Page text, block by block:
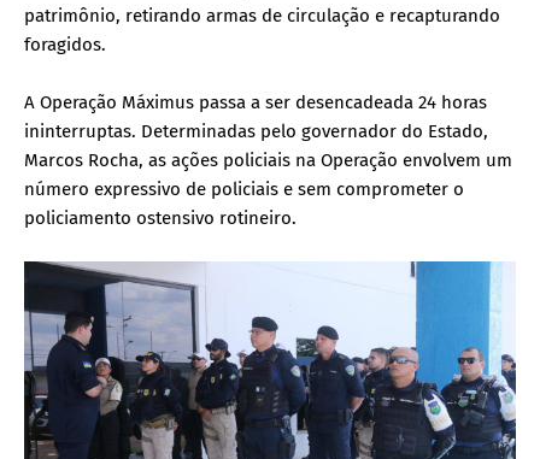
patrimônio, retirando armas de circulação e recapturando
foragidos.
A Operação Máximus passa a ser desencadeada 24 horas
ininterruptas. Determinadas pelo governador do Estado,
Marcos Rocha, as ações policiais na Operação envolvem um
número expressivo de policiais e sem comprometer o
policiamento ostensivo rotineiro.